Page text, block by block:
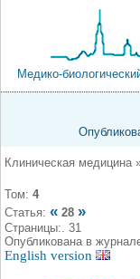
Медико-
Клиническая медицина
Том: 4
Статья: « 28 »
Страницы:. 31
Опубликована в
English version